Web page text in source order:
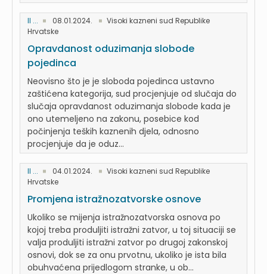
II ... 08.01.2024.
Visoki kazneni sud Republike
Hrvatske
Opravdanost oduzimanja slobode
pojedinca
Neovisno što je je sloboda pojedinca ustavno
zaštićena kategorija, sud procjenjuje od slučaja do
slučaja opravdanost oduzimanja slobode kada je
ono utemeljeno na zakonu, posebice kod
počinjenja teških kaznenih djela, odnosno
procjenjuje da je oduz...
II ... 04.01.2024.
Visoki kazneni sud Republike
Hrvatske
Promjena istražnozatvorske osnove
Ukoliko se mijenja istražnozatvorska osnova po
kojoj treba produljiti istražni zatvor, u toj situaciji se
valja produljiti istražni zatvor po drugoj zakonskoj
osnovi, dok se za onu prvotnu, ukoliko je ista bila
obuhvaćena prijedlogom stranke, u ob...